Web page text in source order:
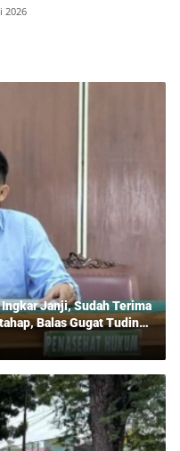
2026
Janji, Sudah Terima
Balas Gugat Tuding